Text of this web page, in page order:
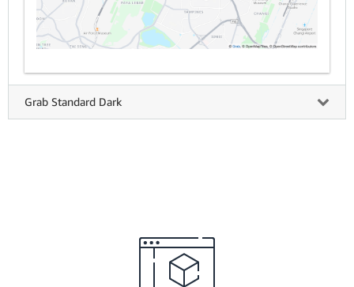
Grab Standard Dark